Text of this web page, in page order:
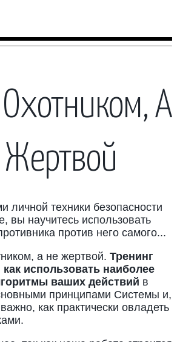
Охотником, А
Жертвой
личной техники безопасности
вы научитесь использовать
против него самого...
а не жертвой. Тренинг
как использовать наиболее
ваших действий в
принципами Системы и,
как практически овладеть